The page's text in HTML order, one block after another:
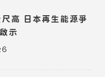
高 日本再生能源爭
示